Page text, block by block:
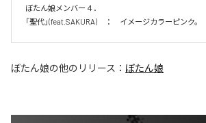
ぼたん娘メンバー４．
「聖代」(feat.SAKURA)　：　イメージカラーピンク。
ぼたん娘の他のリリース： ぼたん娘